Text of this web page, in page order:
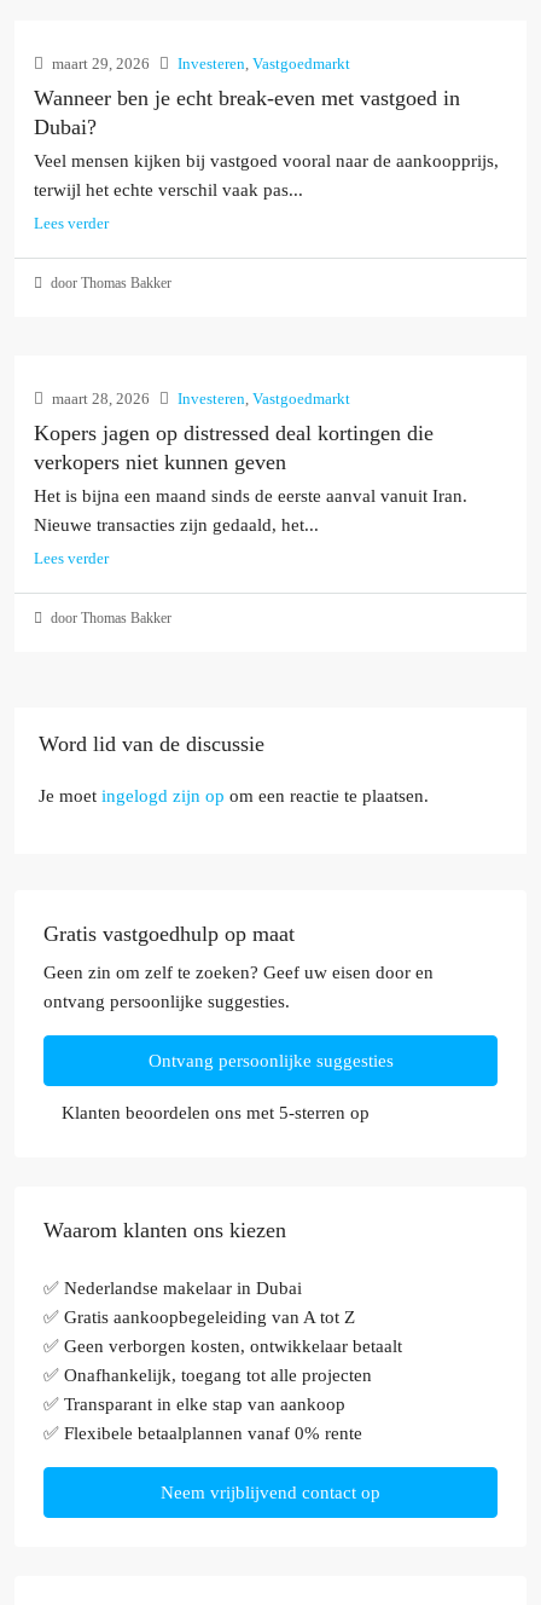
maart 29, 2026 Investeren, Vastgoedmarkt
Wanneer ben je echt break-even met vastgoed in
Dubai?
Veel mensen kijken bij vastgoed vooral naar de aankoopprijs,
terwijl het echte verschil vaak pas...
Lees verder
door Thomas Bakker
maart 28, 2026 Investeren, Vastgoedmarkt
Kopers jagen op distressed deal kortingen die
verkopers niet kunnen geven
Het is bijna een maand sinds de eerste aanval vanuit Iran.
Nieuwe transacties zijn gedaald, het...
Lees verder
door Thomas Bakker
Word lid van de discussie
Je moet ingelogd zijn op om een reactie te plaatsen.
Gratis vastgoedhulp op maat
Geen zin om zelf te zoeken? Geef uw eisen door en
ontvang persoonlijke suggesties.
Ontvang persoonlijke suggesties
Klanten beoordelen ons met 5-sterren op
Waarom klanten ons kiezen
✅ Nederlandse makelaar in Dubai
✅ Gratis aankoopbegeleiding van A tot Z
✅ Geen verborgen kosten, ontwikkelaar betaalt
✅ Onafhankelijk, toegang tot alle projecten
✅ Transparant in elke stap van aankoop
✅ Flexibele betaalplannen vanaf 0% rente
Neem vrijblijvend contact op